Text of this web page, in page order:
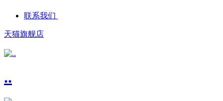
联系我们
天猫旗舰店
..